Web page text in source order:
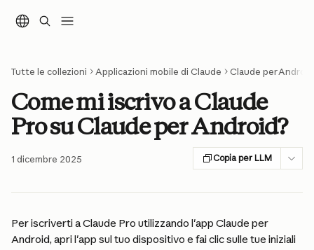
Tutte le collezioni Applicazioni mobile di Claude Claude per Android
Come mi iscrivo a Claude
Pro su Claude per Android?
1 dicembre 2025 Copia per LLM
Per iscriverti a Claude Pro utilizzando l'app Claude per
Android, apri l'app sul tuo dispositivo e fai clic sulle tue iniziali